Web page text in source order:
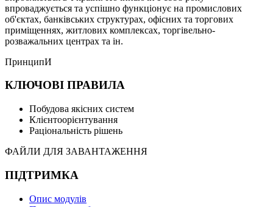
впроваджується та успішно функціонує на промислових
об'єктах, банківських структурах, офісних та торгових
приміщеннях, житлових комплексах, торгівельно-
розважальних центрах та ін.
ПринципИ
КЛЮЧОВІ ПРАВИЛА
Побудова якісних систем
Клієнтоорієнтування
Раціональність рішень
ФАЙЛИ ДЛЯ ЗАВАНТАЖЕННЯ
ПІДТРИМКА
Опис модулів